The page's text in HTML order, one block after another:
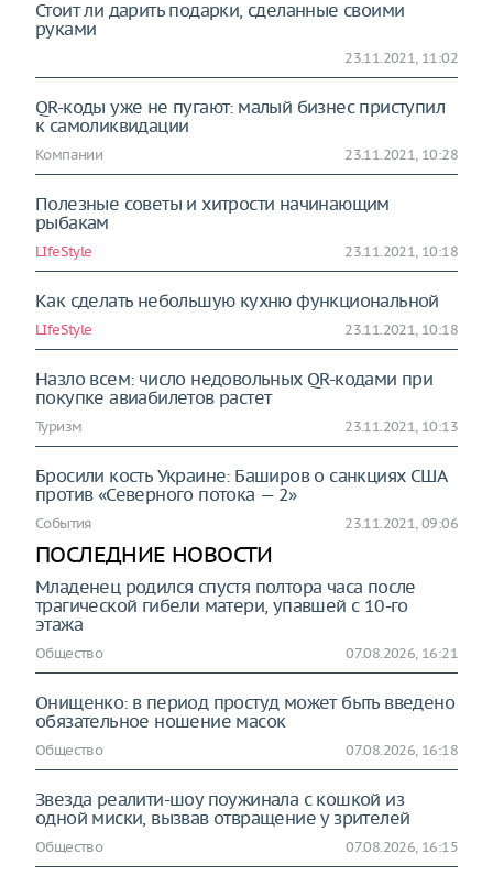
Стоит ли дарить подарки, сделанные своими
руками
23.11.2021, 11:02
QR-коды уже не пугают: малый бизнес приступил
к самоликвидации
Компании 23.11.2021, 10:28
Полезные советы и хитрости начинающим
рыбакам
LIfeStyle 23.11.2021, 10:18
Как сделать небольшую кухню функциональной
LIfeStyle 23.11.2021, 10:18
Назло всем: число недовольных QR-кодами при
покупке авиабилетов растет
Туризм 23.11.2021, 10:13
Бросили кость Украине: Баширов о санкциях США
против «Северного потока — 2»
События 23.11.2021, 09:06
ПОСЛЕДНИЕ НОВОСТИ
Младенец родился спустя полтора часа после
трагической гибели матери, упавшей с 10-го
этажа
Общество 07.08.2026, 16:21
Онищенко: в период простуд может быть введено
обязательное ношение масок
Общество 07.08.2026, 16:18
Звезда реалити-шоу поужинала с кошкой из
одной миски, вызвав отвращение у зрителей
Общество 07.08.2026, 16:15